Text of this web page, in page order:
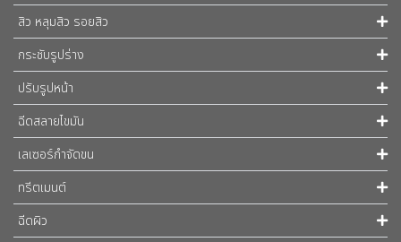
สิว หลุมสิว รอยสิว
กระชับรูปร่าง
ปรับรูปหน้า
ฉีดสลายไขมัน
เลเซอร์กำจัดขน
ทรีตเมนต์
ฉีดผิว